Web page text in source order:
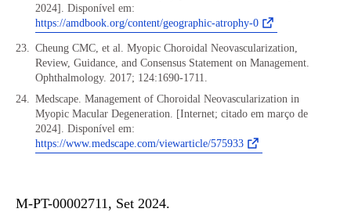
2024]. Disponível em:
https://amdbook.org/content/geographic-atrophy-0
Cheung CMC, et al. Myopic Choroidal Neovascularization,
Review, Guidance, and Consensus Statement on Management.
Ophthalmology. 2017; 124:1690-1711.
Medscape. Management of Choroidal Neovascularization in
Myopic Macular Degeneration. [Internet; citado em março de
2024]. Disponível em:
https://www.medscape.com/viewarticle/575933
M-PT-00002711, Set 2024.